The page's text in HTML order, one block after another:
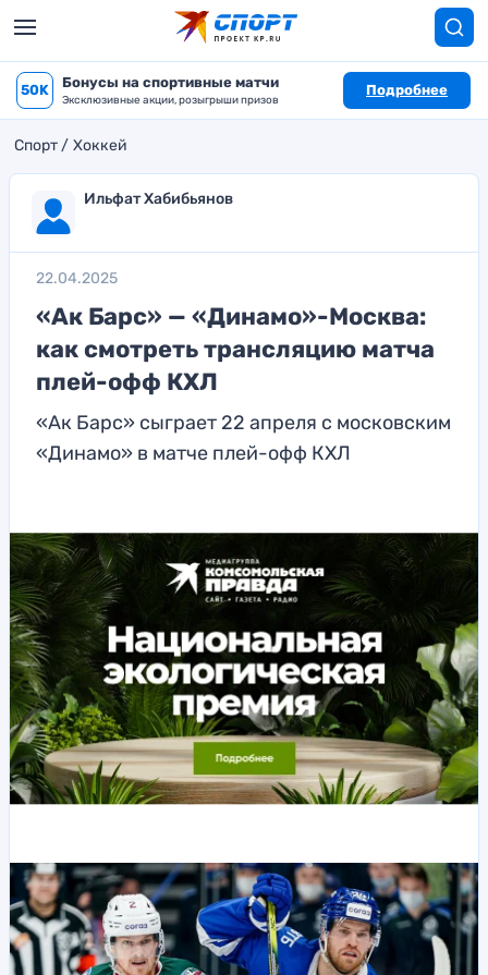
50K Бонусы на спортивные матчи
Эксклюзивные акции, розыгрыши призов
Подробнее
Спорт Хоккей
Ильфат Хабибьянов
22.04.2025
«Ак Барс» — «Динамо»-Москва:
как смотреть трансляцию матча
плей-офф КХЛ
«Ак Барс» сыграет 22 апреля с московским
«Динамо» в матче плей-офф КХЛ